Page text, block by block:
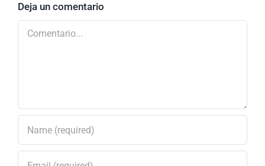
Deja un comentario
Comentario